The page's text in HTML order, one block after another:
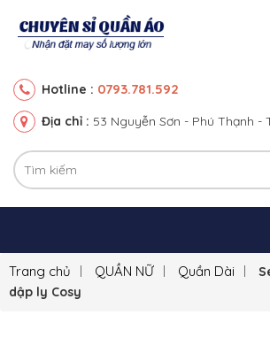
Hotline : 0793.781.592
Địa chỉ : 53 Nguyễn Sơn - Phú Thạnh -
Trang chủ QUẦN NỮ Quần Dài
dập ly Cosy